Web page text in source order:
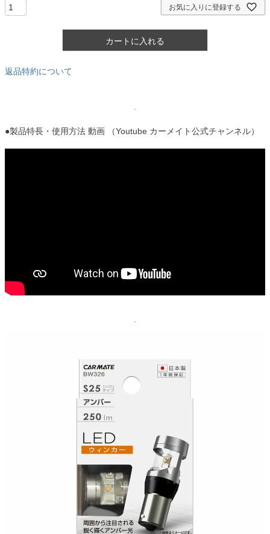
お気に入りに登録する
カートに入れる
返品特約について
●製品特長・使用方法 動画 （Youtube カーメイト公式チャンネル）